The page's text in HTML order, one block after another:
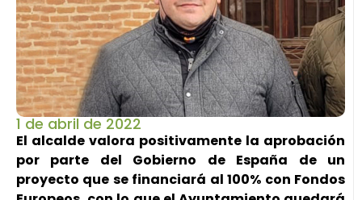
1 de abril de 2022
El alcalde valora positivamente la aprobación
por parte del Gobierno de España de un
proyecto que se financiará al 100% con Fondos